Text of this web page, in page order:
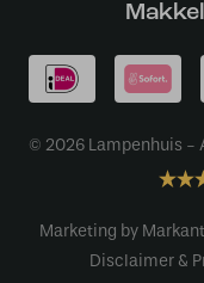
© 2026 Lampenhuis -
Marketing by
Disclaimer &